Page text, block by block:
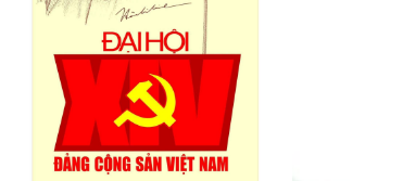
Triển lãm Mỹ thuật khu vực V
Nam miền Trung và Tây nguyên